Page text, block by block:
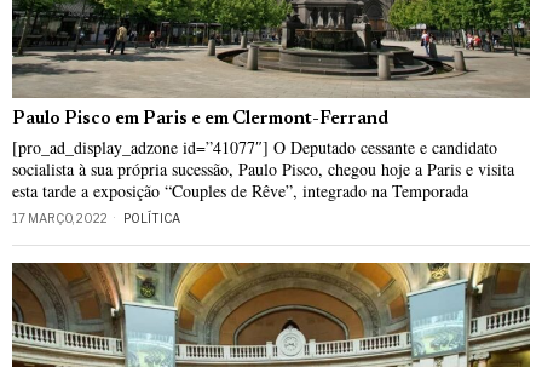
Paulo Pisco em Paris e em Clermont-Ferrand
[pro_ad_display_adzone id=”41077″] O Deputado cessante e candidato
socialista à sua própria sucessão, Paulo Pisco, chegou hoje a Paris e visita
esta tarde a exposição “Couples de Rêve”, integrado na Temporada
17 MARÇO, 2022 POLÍTICA